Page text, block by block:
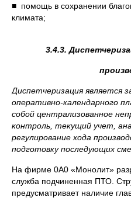
■ помощь в сохранении
климата;
3.4.3.
Диспетчеризация является
оперативно-календарного
собой централизованное
контроль, текущий учет,
регулирование хода
подготовку последующих
На фирме 0А0 «Монолит»
служба подчиненная ПТО.
предусматривает наличие